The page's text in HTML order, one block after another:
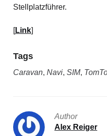
Stellplatzführer.
[Link]
Tags
Caravan, Navi, SIM,
Author
Alex Reiger